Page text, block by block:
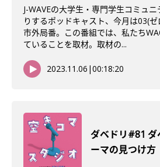
J-WAVEの大学生・専門学生コミュ
りするポッドキャスト、今月は03(
市外局番。この番組では、私たち
ていることを取材。取材の...
2023.11.06 |00:18:20
ダベドリ#81 ダ
ーマの見つけ方